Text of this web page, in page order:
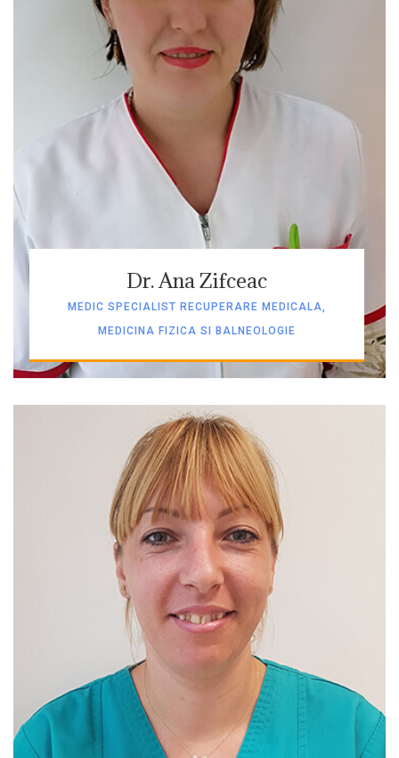
Dr. Ana Zifceac
MEDIC SPECIALIST RECUPERARE MEDICALA,
MEDICINA FIZICA SI BALNEOLOGIE